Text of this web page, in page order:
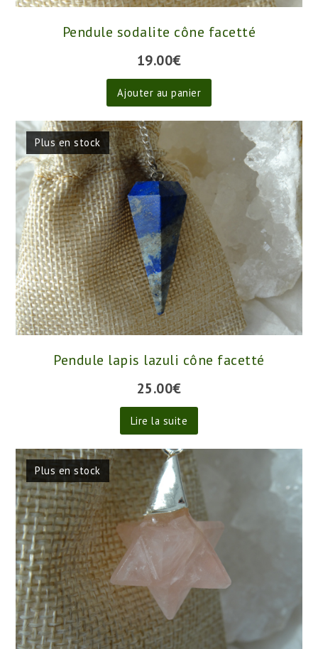
Pendule sodalite cône facetté
19.00€
Ajouter au panier
Plus en stock
Pendule lapis lazuli cône facetté
25.00€
Lire la suite
Plus en stock